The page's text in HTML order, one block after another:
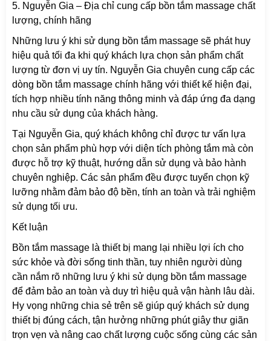
5. Nguyễn Gia – Địa chỉ cung cấp bồn tắm massage chất
lượng, chính hãng
Những lưu ý khi sử dụng bồn tắm massage sẽ phát huy
hiệu quả tối đa khi quý khách lựa chọn sản phẩm chất
lượng từ đơn vị uy tín. Nguyễn Gia chuyên cung cấp các
dòng bồn tắm massage chính hãng với thiết kế hiện đại,
tích hợp nhiều tính năng thông minh và đáp ứng đa dạng
nhu cầu sử dụng của khách hàng.
Tại Nguyễn Gia, quý khách không chỉ được tư vấn lựa
chọn sản phẩm phù hợp với diện tích phòng tắm mà còn
được hỗ trợ kỹ thuật, hướng dẫn sử dụng và bảo hành
chuyên nghiệp. Các sản phẩm đều được tuyển chọn kỹ
lưỡng nhằm đảm bảo độ bền, tính an toàn và trải nghiệm
sử dụng tối ưu.
Kết luận
Bồn tắm massage là thiết bị mang lại nhiều lợi ích cho
sức khỏe và đời sống tinh thần, tuy nhiên người dùng
cần nắm rõ những lưu ý khi sử dụng bồn tắm massage
để đảm bảo an toàn và duy trì hiệu quả vận hành lâu dài.
Hy vọng những chia sẻ trên sẽ giúp quý khách sử dụng
thiết bị đúng cách, tận hưởng những phút giây thư giãn
trọn vẹn và nâng cao chất lượng cuộc sống cùng các sản